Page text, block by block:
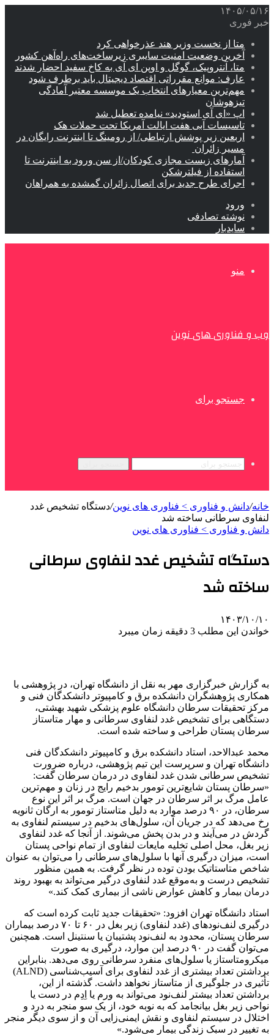
۱۴۰۵/۰۵/۱۶
خبر فوری
متا از نخست وزیر هند عذرخواهی کرد
آخرین وضعیت امنیت سایبری زیرساخت‌های راه‌آهن کشور
متا، آنتروپیک، گوگل و اوپن ای آی به کاخ سفید احضار شدند
عارف: موانع مقرراتی اقتصاد دیجیتال باید برطرف شود
مهم‌ترین معیارهای انتخاب یک موسسه معتبر آمادگی
تیزهوشان
اپ «ای آی استودید» نیامده تعطیل شد
تاسیسات آبی هفت ایالت آمریکا تحت حملات هک
اربعین زیر پوشش ارتباطی/ از رومینگ تا اینترنت رایگان در
مسیر زائران
آمارهای زیست مجازی کودکان/از سن ورود به اینترنت تا
استفاده از فیلترشکن
اجرای طرح جدید برای اتصال زائران گمشده به همراهان
ورود
نوشته تصادفی
سایدبار
منو
وب و فناوری های نوین
جستجو برای
خانه/دانش و فناوری > فناوری های نوین/دستگاه تشخیص غدد
لنفاوی سرطانی ساخته شد
دانش و فناوری > فناوری های نوین
دستگاه تشخیص غدد لنفاوی سرطانی
ساخته شد
۱۴۰۳/۱۰/۱۰
خواندن این مطلب 3 دقیقه زمان میبرد
به گزارش خبرگزاری مهر به نقل از دانشگاه تهران، در پژوهشی با
همکاری پژوهشگران دانشکده برق و کامپیوتر دانشکدگان فنی و
مرکز تحقیقات سرطان دانشگاه علوم پزشکی شهید بهشتی،
دستگاهی برای تشخیص غدد لنفاوی سرطانی و مهار متاستاز
سرطان پستان طراحی و ساخته شده است.
محمد عبدالاحد، استاد دانشکده برق و کامپیوتر دانشکدگان فنی
دانشگاه تهران و سرپرست این تیم پژوهشی، درباره ضرورت
تشخیص سرطانی شدن غدد لنفاوی در درمان سرطان گفت:
«سرطان پستان شایع‌ترین تومور بدخیم رایج در زنان و مهم‌ترین
عامل مرگ بر اثر سرطان در جهان است. مرگ بر اثر این نوع
سرطان، در ۹۰ درصد موارد به دلیل متاستاز تومور به ارگان ثانویه
رخ می‌دهد که در جریان آن، سلول‌های بدخیم در سیستم لنفاوی به
گردش در می‌آیند و در بدن پخش می‌شوند. از آنجا که غدد لنفاوی
زیر بغل، محل اصلی تخلیه مایعات لنفاوی از تمام نواحی پستان
است، میزان درگیری آنها با سلول‌های سرطانی را می‌توان به عنوان
شاخص متاستاتیک بودن توده در نظر گرفت. به همین منظور
تشخیص درست و به‌موقع غدد لنفاوی درگیر می‌تواند به بهبود روند
درمان بیمار و کاهش عوارض ناشی از بیماری کمک کند.»
استاد دانشگاه تهران افزود: «تحقیقات جدید ثابت کرده است که
درگیری لنف‌نودهای (غدد لنفاوی) زیر بغل در ۶۰ تا ۷۰ درصد بیماران
سرطان پستان، محدود به لنف‌نود پشتیبان یا سنتینل است. همچنین
می‌توان گفت در ۹۰ درصد این موارد، درگیری به صورت
میکرومتاستاز یا سلول‌های منفرد سرطانی روی می‌دهد. بنابراین
برداشتن تعداد بیشتری از غدد لنفاوی برای آسیب‌شناسی (ALND)
تأثیری در جلوگیری از متاستاز نخواهد داشت. گذشته از این،
برداشتن تعداد بیشتر لنف‌نود می‌تواند به ورم یا اِدِم در دست یا
نواحی زیر بغل بیانجامد که به نوبه خود، از یک سو منجر به درد و
اختلال در سیستم لنفاوی و نقش ایمنی‌زایی آن و از سوی دیگر منجر
به تغییر در سبک زندگی بیمار می‌شود.»